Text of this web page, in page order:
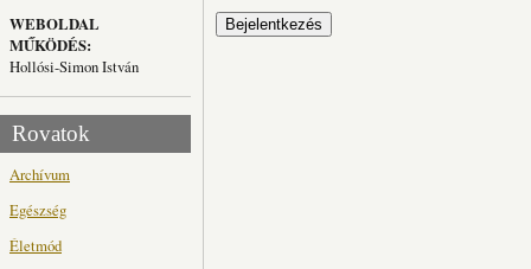
WEBOLDAL
MŰKÖDÉS:
Hollósi-Simon István
Rovatok
Archívum
Egészség
Életmód